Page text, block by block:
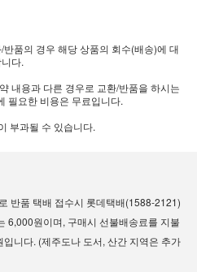
품의 경우 해당 상품의 회수(배송)에 대
다.
내용과 다른 경우로 교환/반품을 하시는
필요한 비용은 무료입니다.
부과될 수 있습니다.
반품 택배 접수시 롯데택배(1588-2121)
6,000원이며, 구매시 선불배송료를 지불
니다. (제주도나 도서, 산간 지역은 추가